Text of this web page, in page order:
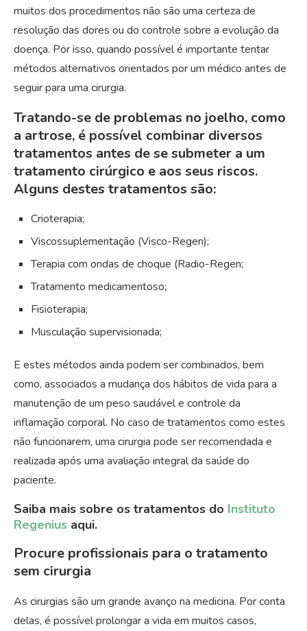
muitos dos procedimentos não são uma certeza de
resolução das dores ou do controle sobre a evolução da
doença. Por isso, quando possível é importante tentar
métodos alternativos orientados por um médico antes de
seguir para uma cirurgia.
Tratando-se de problemas no joelho, como
a artrose, é possível combinar diversos
tratamentos antes de se submeter a um
tratamento cirúrgico e aos seus riscos.
Alguns destes tratamentos são:
Crioterapia;
Viscossuplementação (Visco-Regen);
Terapia com ondas de choque (Radio-Regen;
Tratamento medicamentoso;
Fisioterapia;
Musculação supervisionada;
E estes métodos ainda podem ser combinados, bem
como, associados a mudança dos hábitos de vida para a
manutenção de um peso saudável e controle da
inflamação corporal. No caso de tratamentos como estes
não funcionarem, uma cirurgia pode ser recomendada e
realizada após uma avaliação integral da saúde do
paciente.
Saiba mais sobre os tratamentos do Instituto
Regenius aqui.
Procure profissionais para o tratamento
sem cirurgia
As cirurgias são um grande avanço na medicina. Por conta
delas, é possível prolongar a vida em muitos casos,